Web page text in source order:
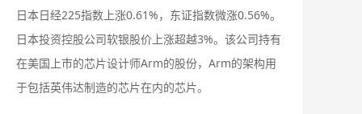
日本日经225指数上涨0.61%，东证指数微涨0.56%。
日本投资控股公司软银股价上涨超越3%。该公司持有
在美国上市的芯片设计师Arm的股份，Arm的架构用
于包括英伟达制造的芯片在内的芯片。